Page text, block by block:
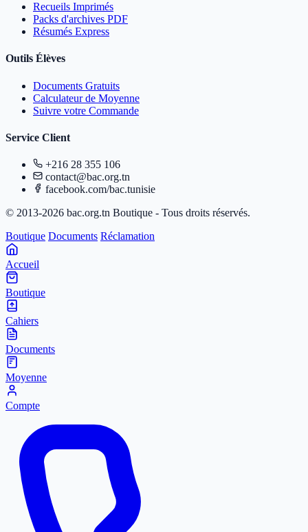
Recueils Imprimés
Packs d'archives PDF
Résumés Express
Outils Élèves
Documents Gratuits
Calculateur de Moyenne
Suivre votre Commande
Service Client
+216 28 355 106
contact@bac.org.tn
facebook.com/bac.tunisie
© 2013-2026 bac.org.tn Boutique - Tous droits réservés.
Boutique Documents Réclamation
Accueil
Boutique
Cahiers
Documents
Moyenne
Compte